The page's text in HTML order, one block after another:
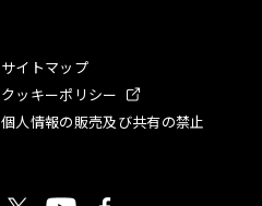
サイトマップ
クッキーポリシー
個人情報の販売及び共有の禁止